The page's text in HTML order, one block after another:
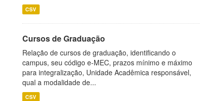
CSV
Cursos de Graduação
Relação de cursos de graduação, identificando o
campus, seu código e-MEC, prazos mínimo e máximo
para integralização, Unidade Acadêmica responsável,
qual a modalidade de...
CSV